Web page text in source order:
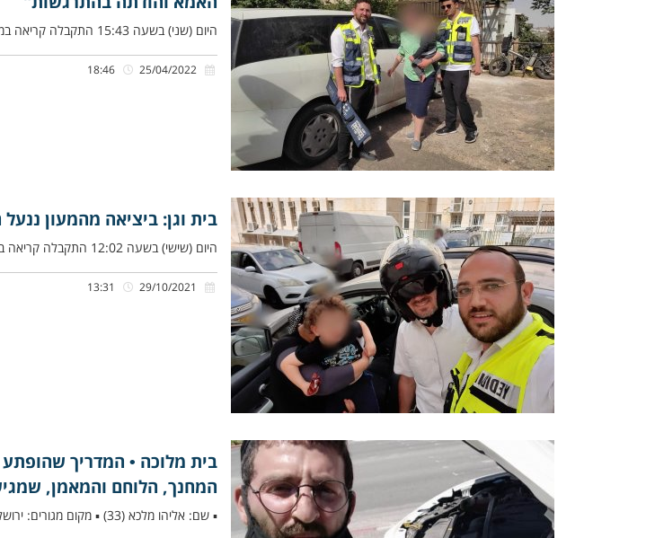
היום (שני) בשעה 15:43 התקבלה קריאה במוקד ידידים, אודות תינוק כבן שנה שננעל בשגגה ברכב לעיני אמו, ברחוב בית וגן
בית וגן: ביציאה מהמעון ננעל
היום (שישי) בשעה 12:02 התקבלה קריאה במוקד ידידים אודות תינוק כבן שנתיים, שננעל בשגגה לעיני אמו ברחוב הפסגה בשכונת בית־וגן
בית מלוכה • המדריך שהופתע
המחנך, הלוחם והמאמן,
▪ שם: אליהו מלכא (33) ▪ מקום מגורים: ירושלים ▪ עיסוק: מחנך ומאמן כדורגל ▪ תפקיד בארגון: כונן ▪ זמן